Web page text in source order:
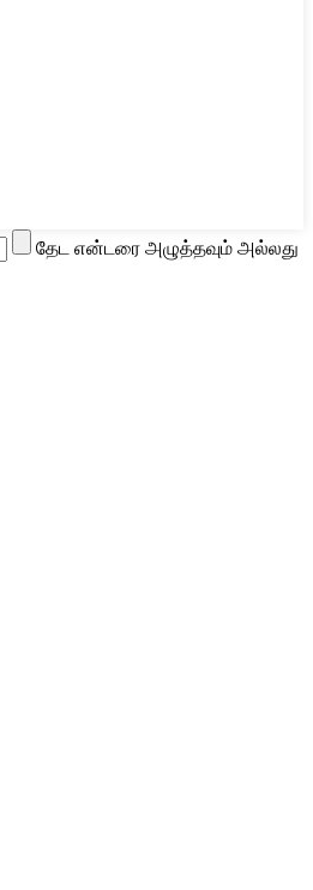
தேட என்டரை அழுத்தவும் அல்லது